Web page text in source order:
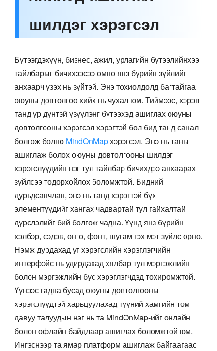
шилдэг хэрэгсэл
Бүтээгдэхүүн, бизнес, ажил, урлагийн бүтээлийнхээ
тайлбарыг бичихээсээ өмнө янз бүрийн зүйлийг
анхаарч үзэх нь зүйтэй. Энэ тохиолдолд багтайгаа
оюуны довтолгоо хийх нь чухал юм. Тиймээс, хэрэв
танд үр дүнтэй үзүүлэнг бүтээхэд ашиглах оюуны
довтолгооны хэрэгсэл хэрэгтэй бол бид танд санал
болгож болно MindOnMapхэрэгсэл. Энэ нь таны
ашиглаж болох оюуны довтолгооны шилдэг
хэрэгслүүдийн нэг тул тайлбар бичихдээ анхаарах
зүйлсээ тодорхойлох боломжтой. Бидний
дурьдсанчлан, энэ нь танд хэрэгтэй бүх
элементүүдийг хангах чадвартай тул гайхалтай
дүрслэлийг бий болгож чадна. Үүнд янз бүрийн
хэлбэр, сэдэв, өнгө, фонт, шугам гэх мэт зүйлс орно.
Нэмж дурдахад уг хэрэгслийн хэрэглэгчийн
интерфэйс нь удирдахад хялбар тул мэргэжлийн
болон мэргэжлийн бус хэрэглэгчдэд тохиромжтой.
Үүнээс гадна бусад оюуны довтолгооны
хэрэгслүүдтэй харьцуулахад түүний хамгийн том
давуу талуудын нэг нь та MindOnMap-ийг онлайн
болон офлайн байдлаар ашиглах боломжтой юм.
Ингэснээр та ямар платформ ашиглаж байгаагаас